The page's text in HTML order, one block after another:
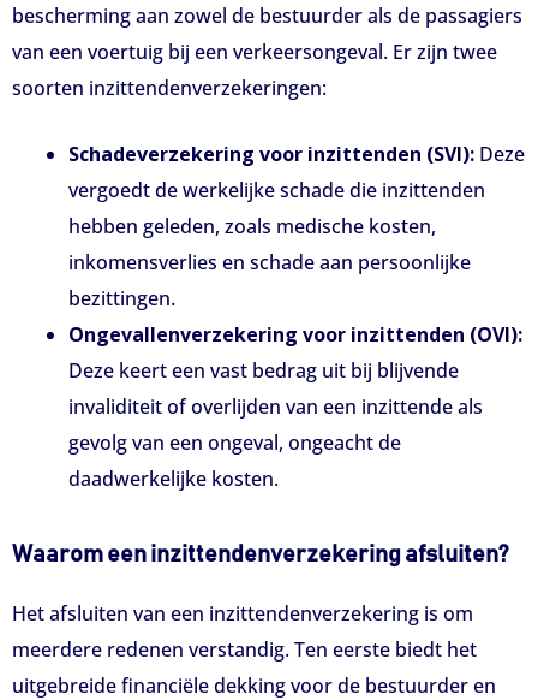
bescherming aan zowel de bestuurder als de passagiers
van een voertuig bij een verkeersongeval. Er zijn twee
soorten inzittendenverzekeringen:
Schadeverzekering voor inzittenden (SVI): Deze
vergoedt de werkelijke schade die inzittenden
hebben geleden, zoals medische kosten,
inkomensverlies en schade aan persoonlijke
bezittingen.
Ongevallenverzekering voor inzittenden (OVI):
Deze keert een vast bedrag uit bij blijvende
invaliditeit of overlijden van een inzittende als
gevolg van een ongeval, ongeacht de
daadwerkelijke kosten.
Waarom een inzittendenverzekering afsluiten?
Het afsluiten van een inzittendenverzekering is om
meerdere redenen verstandig. Ten eerste biedt het
uitgebreide financiële dekking voor de bestuurder en